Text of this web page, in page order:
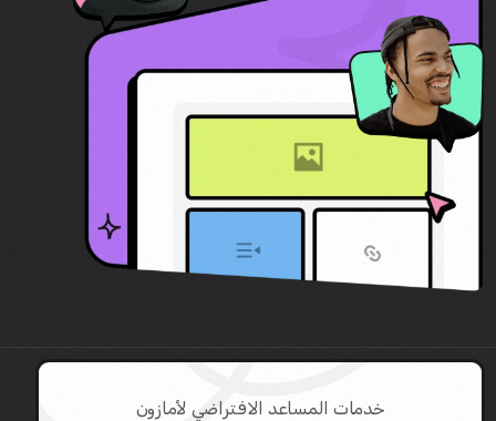
خدمات المساعد الافتراضي لأمازون